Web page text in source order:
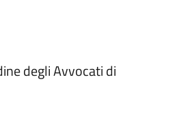
degli Avvocati di